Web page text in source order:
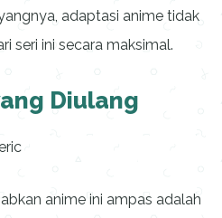
adaptasi anime tidak
seri ini secara maksimal.
Diulang
anime ini ampas adalah